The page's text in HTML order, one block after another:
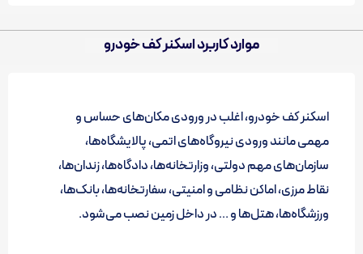
موارد کاربرد اسکنر کف خودرو
اسکنر کف خودرو، اغلب در ورودی مکان‌های حساس و
مهمی مانند ورودی نیروگاه‌های اتمی، پالایشگاه‌ها،
سازمان‌های مهم دولتی، وزارتخانه‌ها، دادگاه‌ها، زندان‌ها،
نقاط مرزی، اماکن نظامی و امنیتی، سفارتخانه‌ها، بانک‌ها،
ورزشگاه‌ها، هتل‌ها و … در داخل زمین نصب می‌شود.